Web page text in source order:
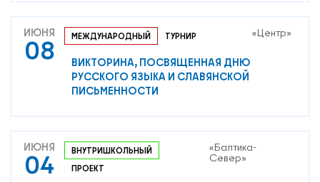
ИЮНЯ
08 МЕЖДУНАРОДНЫЙ ТУРНИР
«Центр»
ВИКТОРИНА, ПОСВЯЩЕННАЯ ДНЮ
РУССКОГО ЯЗЫКА И СЛАВЯНСКОЙ
ПИСЬМЕННОСТИ
ИЮНЯ
04
ВНУТРИШКОЛЬНЫЙ
ПРОЕКТ
«Балтика-
Север»